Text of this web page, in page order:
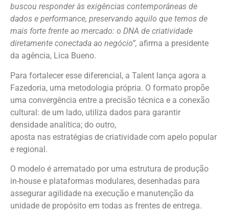
buscou responder às exigências contemporâneas de
dados e performance, preservando aquilo que temos de
mais forte frente ao mercado: o DNA de criatividade
diretamente conectada ao negócio”, afirma a presidente
da agência, Lica Bueno.
Para fortalecer esse diferencial, a Talent lança agora a
Fazedoria, uma metodologia própria. O formato propõe
uma convergência entre a precisão técnica e a conexão
cultural: de um lado, utiliza dados para garantir
densidade analítica; do outro,
aposta nas estratégias de criatividade com apelo popular
e regional.
O modelo é arrematado por uma estrutura de produção
in-house e plataformas modulares, desenhadas para
assegurar agilidade na execução e manutenção da
unidade de propósito em todas as frentes de entrega.